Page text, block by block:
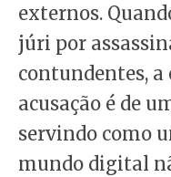
externos.
júri por
contundentes,
acusação é de
servindo como
mundo digital